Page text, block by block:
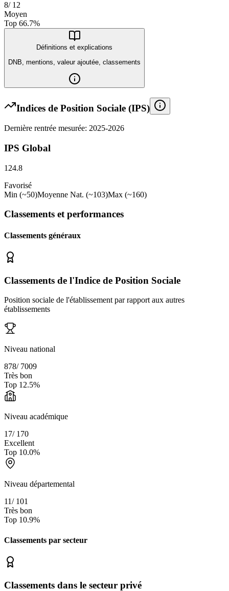
8/ 12
Moyen
Top 66.7%
Définitions et explications
DNB, mentions, valeur ajoutée, classements
Indices de Position Sociale (IPS)
Dernière rentrée mesurée: 2025-2026
IPS Global
124.8
Favorisé
Min (~50)Moyenne Nat. (~103)Max (~160)
Classements et performances
Classements généraux
Classements de l'Indice de Position Sociale
Position sociale de l'établissement par rapport aux autres
établissements
Niveau national
878/ 7009
Très bon
Top 12.5%
Niveau académique
17/ 170
Excellent
Top 10.0%
Niveau départemental
11/ 101
Très bon
Top 10.9%
Classements par secteur
Classements dans le secteur privé